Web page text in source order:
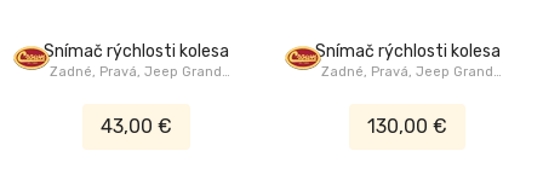
Snímač rýchlosti kolesa
Zadné, Pravá, Jeep Grand
43,00 €
Snímač rýchlosti kolesa
Zadné, Pravá, Jeep Grand
130,00 €